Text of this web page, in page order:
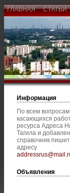
ГЛАВНАЯ СТАТЬИ
Информация
По всем вопросам
касающихся
ресурса Адреса
Тагила и
справочник
адресу
Объявления